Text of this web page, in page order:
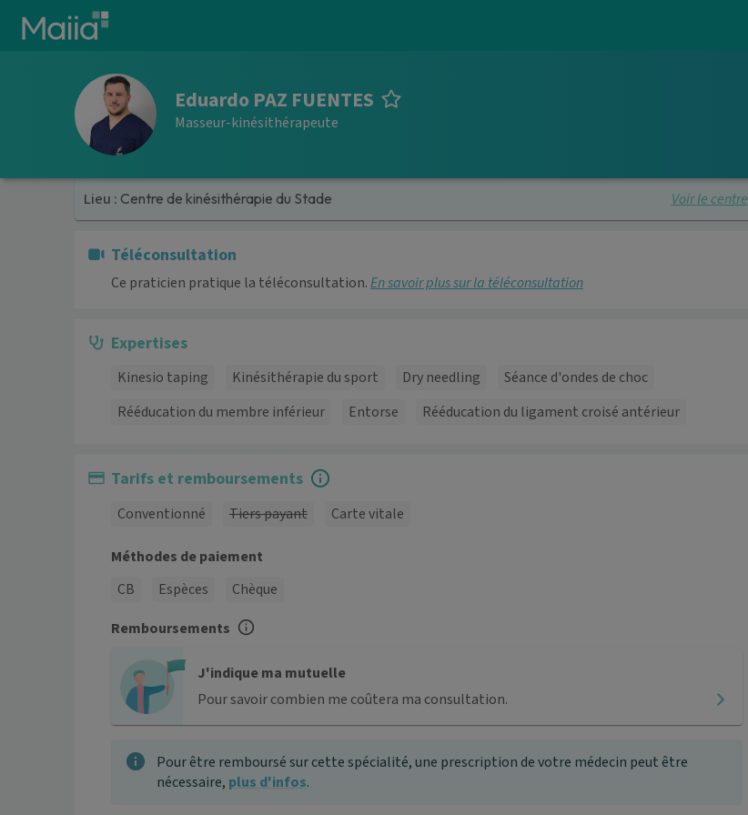
Aller au contenu principal
Eduardo PAZ FUENTES
Masseur-kinésithérapeute
Lieu : Centre de kinésithérapie du Stade Voir le centre
Téléconsultation
Ce praticien pratique la téléconsultation.En savoir plus sur la téléconsultation
Expertises
Kinesio taping Kinésithérapie du sport Dry needling
Séance d'ondes de choc
Rééducation du membre inférieur
Entorse Rééducation du ligament croisé antérieur
Tarifs et remboursements
Conventionné Tiers payant Carte vitale
Méthodes de paiement
CB
Espèces
Chèque
Remboursements
J'indique ma mutuelle
Pour savoir combien me coûtera ma consultation.
Pour être remboursé sur cette spécialité, une prescription de votre médecin peut être
nécessaire, plus d'infos.